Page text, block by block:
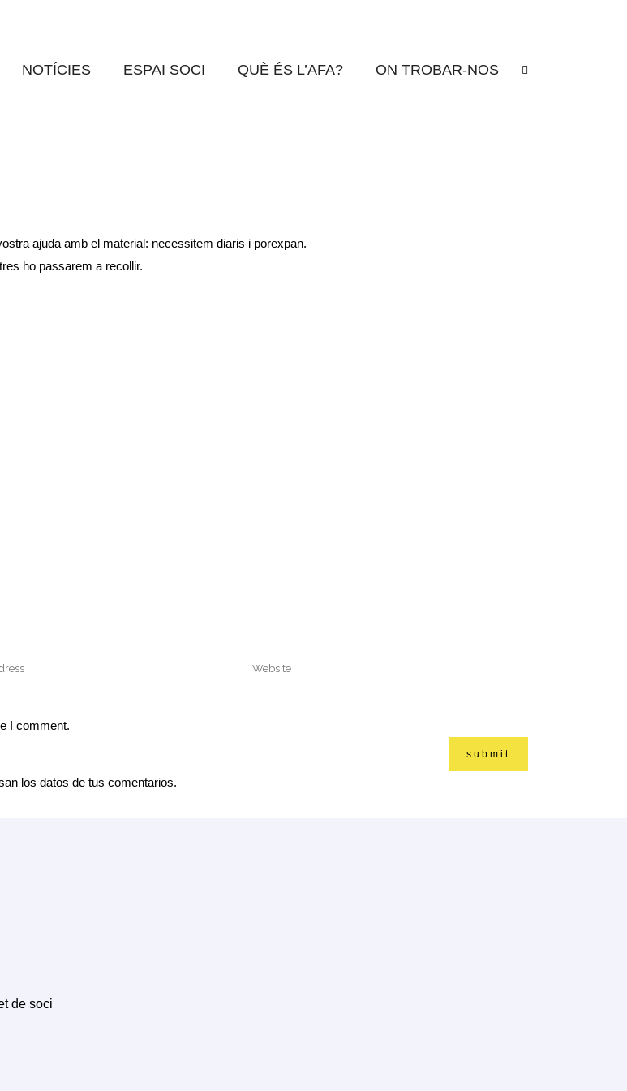
NOTÍCIES ESPAI SOCI QUÈ ÉS L’AFA? ON TROBAR-NOS
0 Comments
ajuda amb el material: necessitem diaris i porexpan.
ho passarem a recollir.
I comment.
los datos de tus comentarios.
de soci